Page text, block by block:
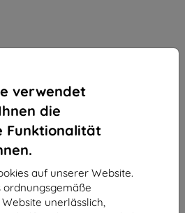
verwendet
die
Funktionalität
auf unserer Website.
ordnungsgemäße
unerlässlich,
Schutzfolie für OnePlus 13